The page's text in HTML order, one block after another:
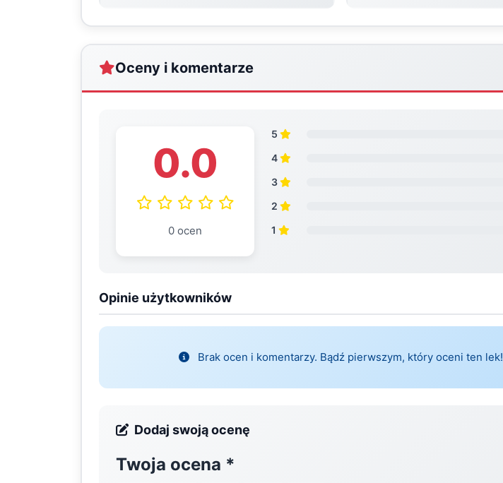
Oceny i komentarze
0.0
0 ocen
5
4
3
2
1
Opinie użytkowników
Brak ocen i komentarzy. Bądź pierwszym, który oceni ten lek!
Dodaj swoją ocenę
Twoja ocena *